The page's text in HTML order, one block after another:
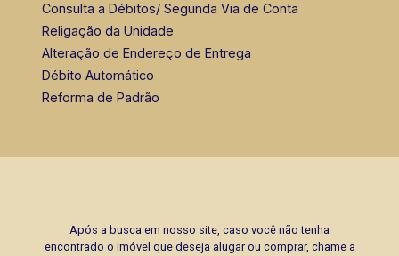
Consulta a Débitos/ Segunda Via de Conta
Religação da Unidade
Alteração de Endereço de Entrega
Débito Automático
Reforma de Padrão
Após a busca em nosso site, caso você não tenha
encontrado o imóvel que deseja alugar ou comprar, chame a